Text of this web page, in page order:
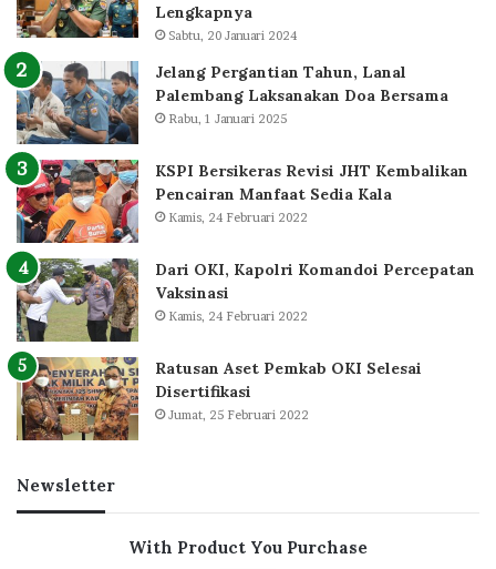
Lengkapnya
Sabtu, 20 Januari 2024
Jelang Pergantian Tahun, Lanal
Palembang Laksanakan Doa Bersama
Rabu, 1 Januari 2025
KSPI Bersikeras Revisi JHT Kembalikan
Pencairan Manfaat Sedia Kala
Kamis, 24 Februari 2022
Dari OKI, Kapolri Komandoi Percepatan
Vaksinasi
Kamis, 24 Februari 2022
Ratusan Aset Pemkab OKI Selesai
Disertifikasi
Jumat, 25 Februari 2022
Newsletter
With Product You Purchase